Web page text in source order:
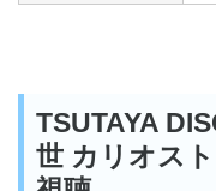
TSUTAYA
世 カリオス